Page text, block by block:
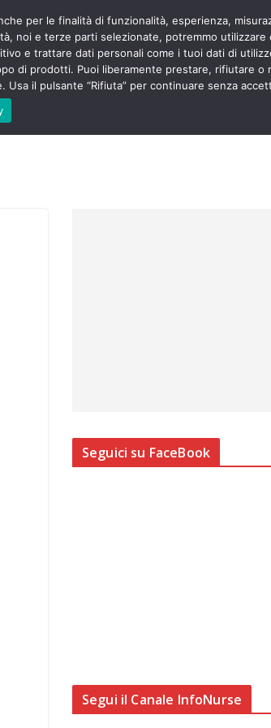
CURIOSITÀ NURSE TIMES
Seguici su FaceBook
Segui il Canale InfoNurse
per le finalità di funzionalità, esperienza,
noi e terze parti selezionate, potremmo utilizzare
e trattare dati personali come i tuoi dati di
di prodotti. Puoi liberamente prestare, rifiutare o
il pulsante “Rifiuta” per continuare senza